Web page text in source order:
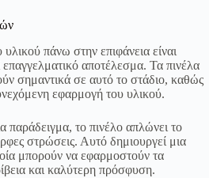
πάνω στην επιφάνεια είναι
επαγγελματικό αποτέλεσμα. Τα πινέλα
σημαντικά σε αυτό το στάδιο, καθώς
εφαρμογή του υλικού.
παράδειγμα, το πινέλο απλώνει το
στρώσεις. Αυτό δημιουργεί μια
μπορούν να εφαρμοστούν τα
και καλύτερη πρόσφυση.